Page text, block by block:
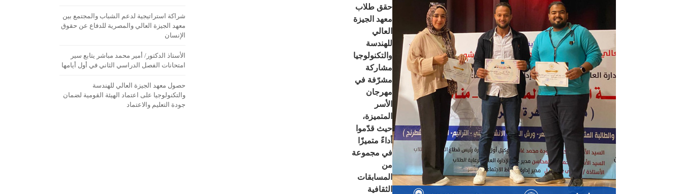
حقق طلاب
معهد الجيزة
العالي
للهندسة
والتكنولوجيا
مشاركة
مشرّفة في
مهرجان
الأسر
المتميزة،
حيث قدّموا
أداءً متميزًا
في مجموعة
من
المسابقات
الثقافية
شراكة استراتيجية لدعم الشباب والمجتمع بين
معهد الجيزة العالي والمصرية للدفاع عن حقوق
الإنسان
الأستاذ الدكتور/ أمير محمد مباشر يتابع سير
امتحانات الفصل الدراسي الثاني في أول أيامها
حصول معهد الجيزة العالي للهندسة
والتكنولوجيا على اعتماد الهيئة القومية لضمان
جودة التعليم والاعتماد